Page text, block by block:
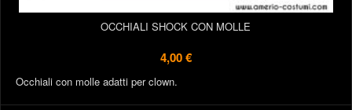
OCCHIALI SHOCK CON MOLLE
4,00 €
Occhiali con molle adatti per clown.